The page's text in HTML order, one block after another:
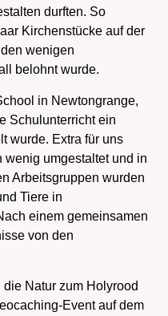
durften. So
Kirchenstücke auf der
wenigen
belohnt wurde.
in Newtongrange,
Schulunterricht ein
wurde. Extra für uns
umgestaltet und in
Arbeitsgruppen wurden
Tiere in
einem gemeinsamen
von den
Natur zum Holyrood
Event auf dem